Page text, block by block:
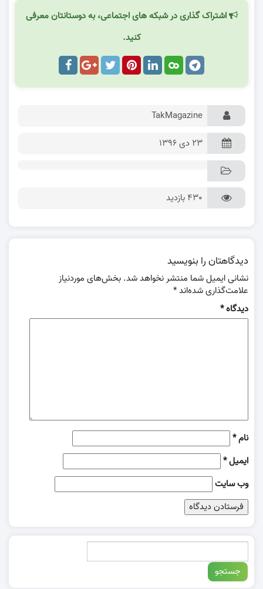
اشتراک گذاری در شبکه های اجتماعی، به دوستانتان معرفی
کنید.
TakMagazine
۲۳ دی ۱۳۹۶
430 بازدید
دیدگاهتان را بنویسید
نشانی ایمیل شما منتشر نخواهد شد. بخش‌های موردنیاز
علامت‌گذاری شده‌اند*
دیدگاه*
نام*
ایمیل*
وب‌ سایت